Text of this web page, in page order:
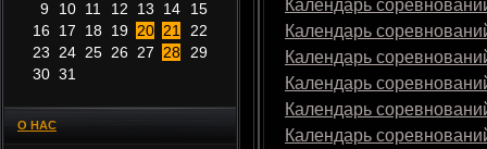
9
10 11 12 13 14
15
16 17 18 19 20 21
22
23
24 25 26 27 28
29
30 31
О НАС
Календарь
Календарь
Календарь
Календарь
Календарь
Календарь